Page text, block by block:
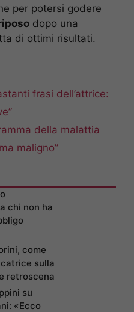
per potersi godere
dopo una
di ottimi risultati.
frasi dell’attrice:
della malattia
maligno”
chi non ha
come
sulla
retroscena
su
«Ecco